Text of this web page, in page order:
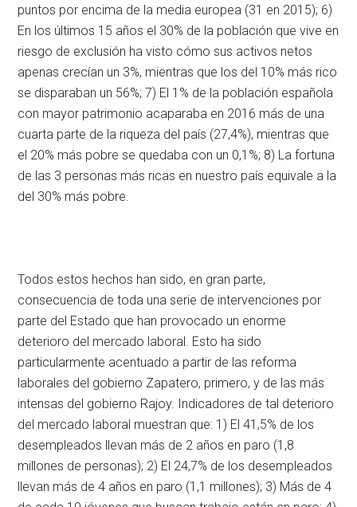
puntos por encima de la media europea (31 en 2015); 6)
En los últimos 15 años el 30% de la población que vive en
riesgo de exclusión ha visto cómo sus activos netos
apenas crecían un 3%, mientras que los del 10% más rico
se disparaban un 56%; 7) El 1% de la población española
con mayor patrimonio acaparaba en 2016 más de una
cuarta parte de la riqueza del país (27,4%), mientras que
el 20% más pobre se quedaba con un 0,1%; 8) La fortuna
de las 3 personas más ricas en nuestro país equivale a la
del 30% más pobre.
Todos estos hechos han sido, en gran parte,
consecuencia de toda una serie de intervenciones por
parte del Estado que han provocado un enorme
deterioro del mercado laboral. Esto ha sido
particularmente acentuado a partir de las reforma
laborales del gobierno Zapatero, primero, y de las más
intensas del gobierno Rajoy. Indicadores de tal deterioro
del mercado laboral muestran que: 1) El 41,5% de los
desempleados llevan más de 2 años en paro (1,8
millones de personas); 2) El 24,7% de los desempleados
llevan más de 4 años en paro (1,1 millones); 3) Más de 4